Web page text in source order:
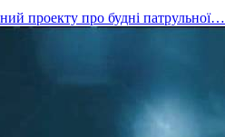
проекту про будні патрульної…